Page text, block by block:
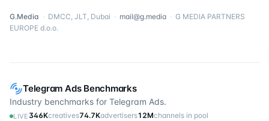
Telegram Ads Benchmarks
Industry benchmarks for Telegram Ads.
LIVE 346Kcreatives74.7Kadvertisers12Mchannels in pool
G.Media · DMCC, JLT, Dubai · mail@g.media · G MEDIA PARTNERS
EUROPE d.o.o.